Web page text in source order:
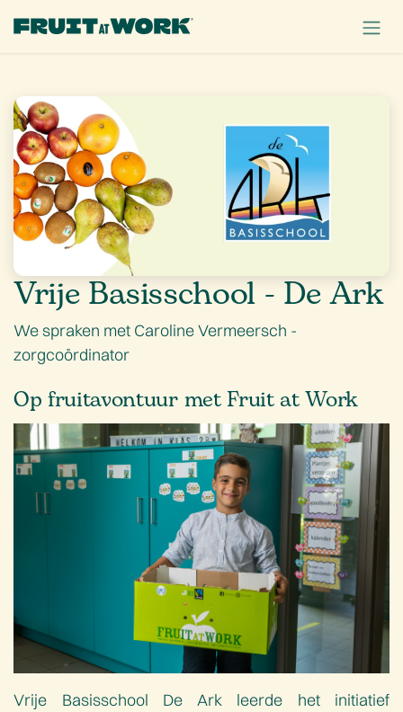
Vrije Basisschool - De Ark
We spraken met Caroline Vermeersch -
zorgcoördinator
Op fruitavontuur met Fruit at Work
Vrije Basisschool De Ark leerde het initiatief